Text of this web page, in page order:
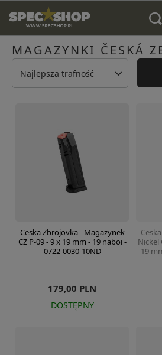
MAGAZYNKI ČESKÁ
Najlepsza trafność
Ceska Zbrojovka - Magazynek
CZ P-09 - 9 x 19 mm - 19 naboi -
0722-0030-10ND
179,00 PLN
DOSTĘPNY
Nickel
19